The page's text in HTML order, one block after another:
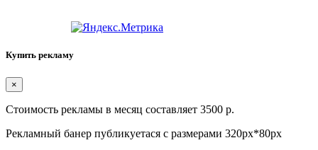
Купить рекламу
×
Стоимость рекламы в месяц составляет 3500 р.
Рекламный банер публикуетася с размерами 320px*80px